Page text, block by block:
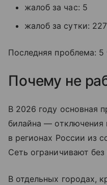
жалоб за час: 5
жалоб за сутки: 227
Последняя проблема: 5
Почему не
В 2026 году основная
билайна — отключения
в регионах России из
Сеть ограничивают
В отдельных городах,